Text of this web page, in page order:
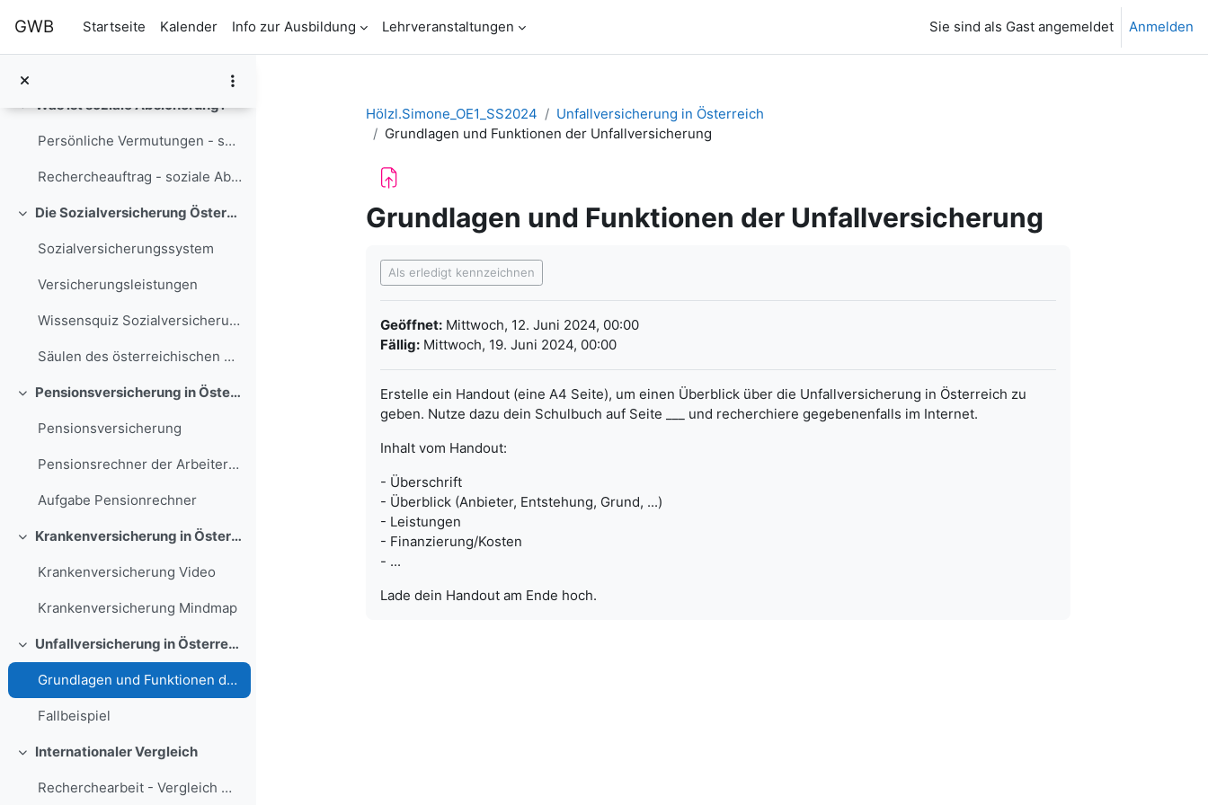
GWB Startseite Kalender Info zur Ausbildung Lehrveranstaltungen Sie sind als Gast angemeldet
Anmelden
Allgemeines
Einklappen
Was ist soziale Absicherung?
Persönliche Vermutungen - soziale Absicherung
Rechercheauftrag - soziale Absicherung
Einklappen Die Sozialversicherung Österreichs
Sozialversicherungssystem
Versicherungsleistungen
Wissensquiz Sozialversicherung
Säulen des österreichischen Sozialsystems
Einklappen Pensionsversicherung in Österreich
Pensionsversicherung
Pensionsrechner der Arbeiterkammer
Aufgabe Pensionrechner
Einklappen Krankenversicherung in Österreich
Krankenversicherung Video
Krankenversicherung Mindmap
Einklappen Unfallversicherung in Österreich
Grundlagen und Funktionen der Unfallversicherung
Fallbeispiel
Einklappen
Internationaler Vergleich
Recherchearbeit - Vergleich mit anderen Ländern
Hölzl.Simone_OE1_SS2024
Unfallversicherung in Österreich
Grundlagen und Funktionen der Unfallversicherung
Grundlagen und Funktionen der Unfallversicherung
Als erledigt kennzeichnen
Geöffnet:Mittwoch, 12. Juni 2024, 00:00
Fällig:Mittwoch, 19. Juni 2024, 00:00
Erstelle ein Handout (eine A4 Seite), um einen Überblick über die Unfallversicherung in Österreich zu
geben. Nutze dazu dein Schulbuch auf Seite ___ und recherchiere gegebenenfalls im Internet.
Inhalt vom Handout:
- Überschrift
- Überblick (Anbieter, Entstehung, Grund, ...)
- Leistungen
- Finanzierung/Kosten
- ...
Lade dein Handout am Ende hoch.